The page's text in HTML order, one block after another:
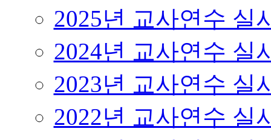
2025년 교사연수 실
2024년 교사연수 실
2023년 교사연수 실
2022년 교사연수 실